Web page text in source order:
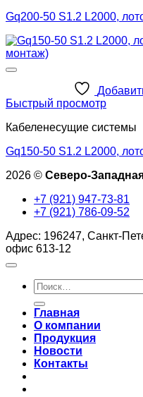
Gq200-50 S1.2 L2000,
Быстрый просмотр
Кабеленесущие системы
Gq150-50 S1.2 L2000,
2026 © Северо-
+7 (921) 947-73-81
+7 (921) 786-09-52
Адрес: 196247, Санкт-
офис 613-12
Искать:
Главная
О компании
Продукция
Новости
Контакты